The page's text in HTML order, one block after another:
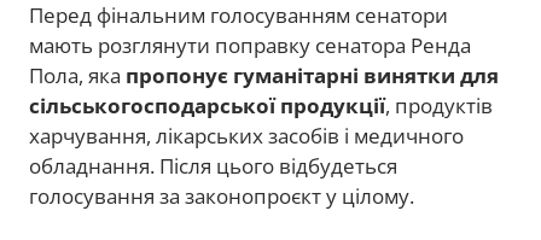
Перед фінальним голосуванням сенатори
мають розглянути поправку сенатора Ренда
Пола, яка пропонує гуманітарні винятки для
сільськогосподарської продукції, продуктів
харчування, лікарських засобів і медичного
обладнання. Після цього відбудеться
голосування за законопроєкт у цілому.